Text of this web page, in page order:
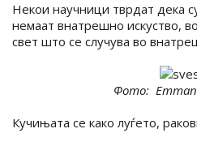
Некои научници тврдат дека
немаат внатрешно искуство,
свет што се случува во
Фото:
Кучињата се како луѓето,